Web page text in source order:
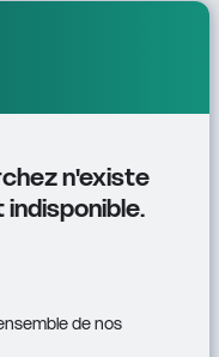
n'existe
de nos